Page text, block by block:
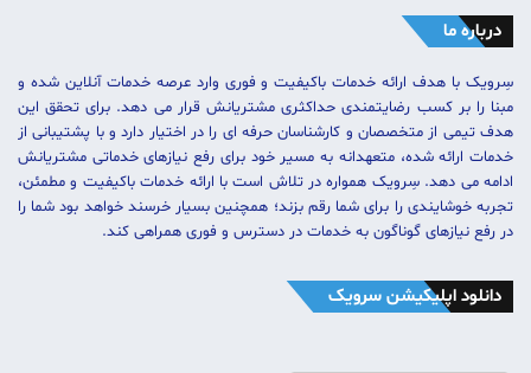
درباره ما
سِرویک با هدف ارائه خدمات باکیفیت و فوری وارد عرصه خدمات آنلاین شده و
مبنا را بر کسب رضایتمندی حداکثری مشتریانش قرار می دهد. برای تحقق این
هدف تیمی از متخصصان و کارشناسان حرفه ای را در اختیار دارد و با پشتیبانی از
خدمات ارائه شده، متعهدانه به مسیر خود برای رفع نیازهای خدماتی مشتریانش
ادامه می دهد. سِرویک همواره در تلاش است با ارائه خدمات باکیفیت و مطمئن،
تجربه خوشایندی را برای شما رقم بزند؛ همچنین بسیار خرسند خواهد بود شما را
در رفع نیازهای گوناگون به خدمات در دسترس و فوری همراهی کند.
دانلود اپلیکیشن سرویک